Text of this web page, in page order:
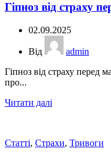
Гіпноз від страху
02.09.2025
Від
admin
Гіпноз від страху перед
про...
Читати далі
Статті, Страхи, Тривоги